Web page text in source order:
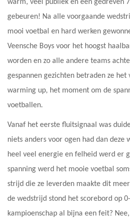
warm, veel publiek en een gedreven
gebeuren! Na alle voorgaande
mooi voetbal en hard werken
Veensche Boys voor het hoogst
worden en zo alle andere teams
gespannen gezichten betraden ze het
warming up, het moment om de
voetballen.
Vanaf het eerste fluitsignaal was
niets anders voor ogen had dan
heel veel energie en felheid werd er
spanning werd het mooie voetbal
strijd die ze leverden maakte dit
de wedstrijd stond het scorebord op
kampioenschap al bijna een feit?